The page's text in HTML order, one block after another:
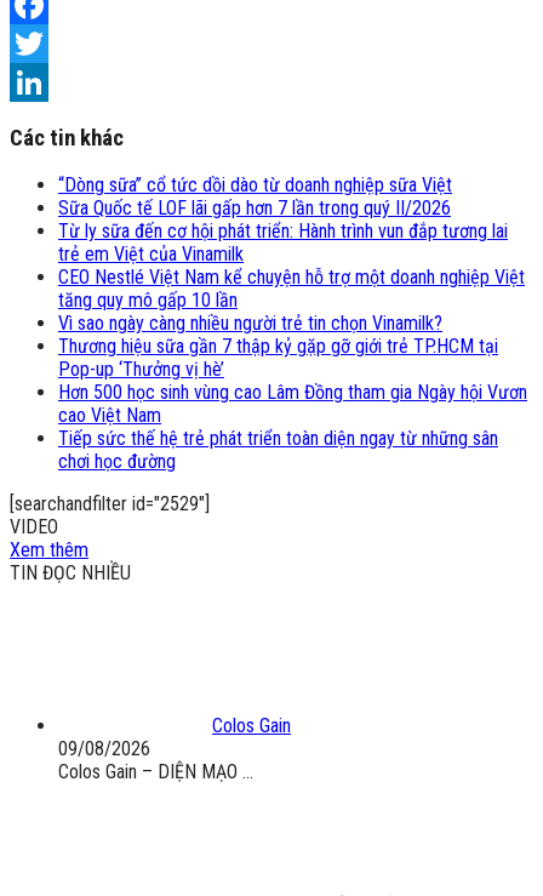
Facebook
Twitter
Các tin khác
“Dòng sữa” cổ tức dồi dào từ doanh nghiệp sữa Việt
Sữa Quốc tế LOF lãi gấp hơn 7 lần trong quý II/2026
Từ ly sữa đến cơ hội phát triển: Hành trình vun đắp tương lai
trẻ em Việt của Vinamilk
CEO Nestlé Việt Nam kể chuyện hỗ trợ một doanh nghiệp Việt
tăng quy mô gấp 10 lần
Vì sao ngày càng nhiều người trẻ tin chọn Vinamilk?
Thương hiệu sữa gần 7 thập kỷ gặp gỡ giới trẻ TP.HCM tại
Pop-up ‘Thưởng vị hè’
Hơn 500 học sinh vùng cao Lâm Đồng tham gia Ngày hội Vươn
cao Việt Nam
Tiếp sức thế hệ trẻ phát triển toàn diện ngay từ những sân
chơi học đường
[searchandfilter id="2529"]
VIDEO
Xem thêm
TIN ĐỌC NHIỀU
Colos Gain
09/08/2026
Colos Gain – DIỆN MẠO ...